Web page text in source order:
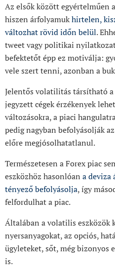
Az elsők között egyértelműen
hiszen árfolyamukhirtelen,
változhat rövid időn belül.
tweet vagy politikai
befektetőt épp ez motiválja:
vele szert tenni, azonban a
Jelentős volatilitás társítható a
jegyzett cégek érzékenyek
változásokra, a piaci
pedig nagyban befolyásolják
előre megjósolhatatlanul.
Természetesen a Forex piac
eszközhöz hasonlóan a deviza
tényező befolyásolja, így
felfordulhat a piac.
Általában a volatilis eszközök
nyersanyagokat, az opciós,
ügyleteket, sőt, még bizonyos
is.